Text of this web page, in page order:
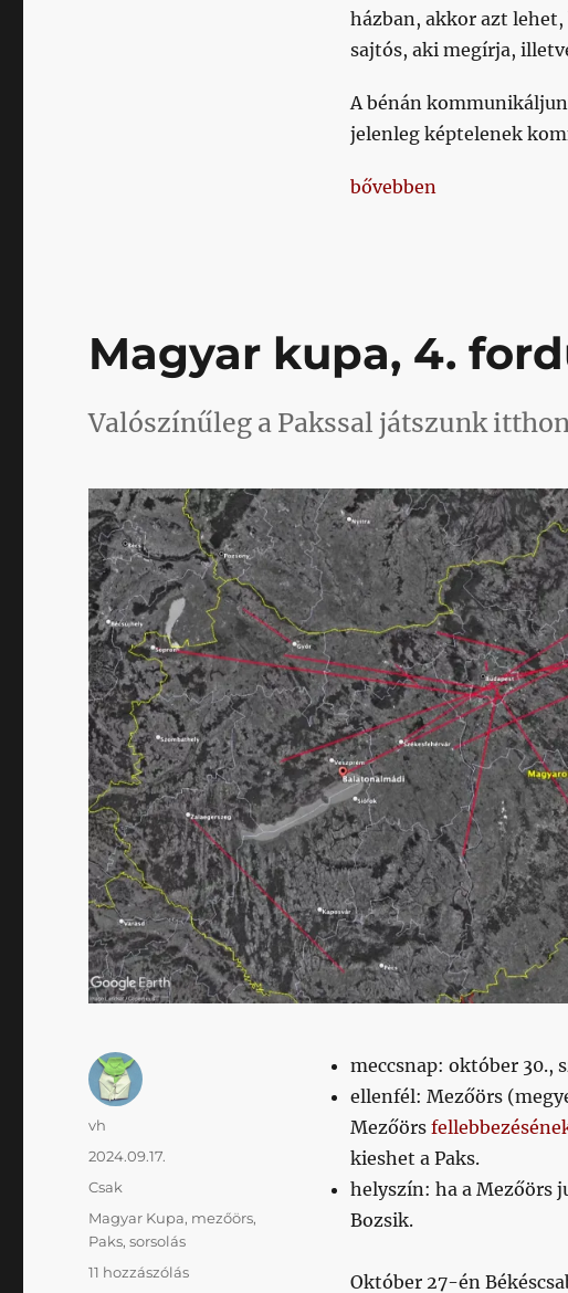
házban, akkor azt lehet,
sajtós, aki megírja,
A bénán
jelenleg képtelenek
„Nem véletlenül nincs
bővebben
Magyar kupa, 4.
Valószínűleg a Pakssal játszunk
meccsnap: október 30.,
ellenfél: Mezőörs
Mezőörs
kieshet a Paks.
helyszín: ha a Mezőörs
Bozsik.
Október 27-én
Szerző
vh
Közzétéve
2024.09.17.
Kategória
Csak
Címke
Magyar Kupa, mezőörs,
Paks,sorsolás
11 hozzászólásMagyar